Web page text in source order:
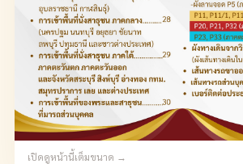
เปิดดูหน้านี้เต็มขนาด →